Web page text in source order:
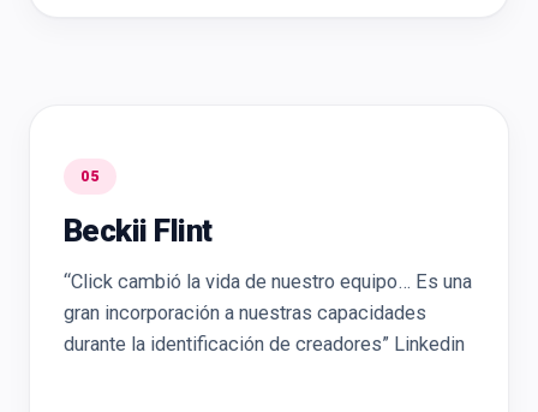
05
Beckii Flint
“Click cambió la vida de nuestro equipo… Es una
gran incorporación a nuestras capacidades
durante la identificación de creadores” Linkedin